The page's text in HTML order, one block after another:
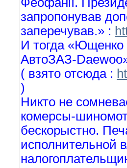
запропонував
заперечував.» :
И тогда «Ющенко
АвтоЗАЗ-
( взято отсюда :
)
Никто не
комерсы-
бескорыстно.
исполнительной